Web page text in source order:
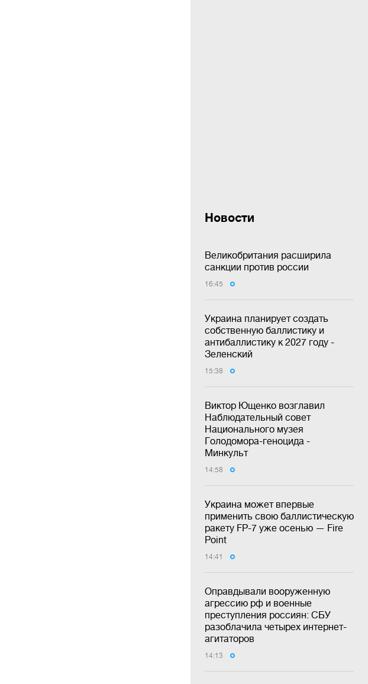
Новости
Великобритания расширила
санкции против россии
16:45
Украина планирует создать
собственную баллистику и
антибаллистику к 2027 году -
Зеленский
15:38
Виктор Ющенко возглавил
Наблюдательный совет
Национального музея
Голодомора-геноцида -
Минкульт
14:58
Украина может впервые
применить свою баллистическую
ракету FP-7 уже осенью — Fire
Point
14:41
Оправдывали вооруженную
агрессию рф и военные
преступления россиян: СБУ
разоблачила четырех интернет-
агитаторов
14:13